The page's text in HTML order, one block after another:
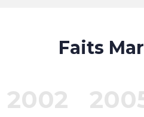
Faits
2002